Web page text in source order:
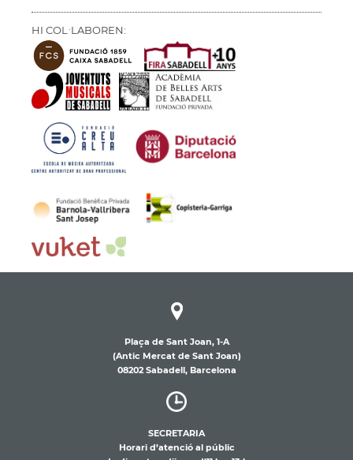
HI COL·LABOREN:
Plaça de Sant Joan, 1-A
(Antic Mercat de Sant Joan)
08202 Sabadell, Barcelona
SECRETARIA
Horari d’atenció al públic